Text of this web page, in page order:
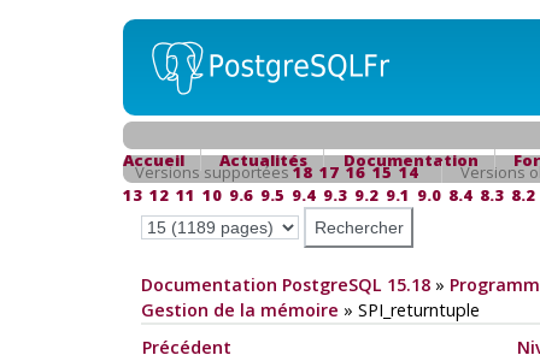
Accueil Actualités Documentation
Versions supportées18 17 16 15 14
Versions
13 12 11 10 9.6 9.5 9.4 9.3 9.2 9.1 9.0 8.4 8.3 8.2
Documentation PostgreSQL 15.18»
Gestion de la mémoire » SPI_returntuple
Précédent